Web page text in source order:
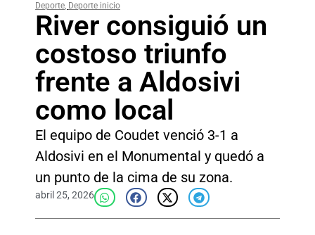
Deporte, Deporte inicio
River consiguió un
costoso triunfo
frente a Aldosivi
como local
El equipo de Coudet venció 3-1 a
Aldosivi en el Monumental y quedó a
un punto de la cima de su zona.
abril 25, 2026